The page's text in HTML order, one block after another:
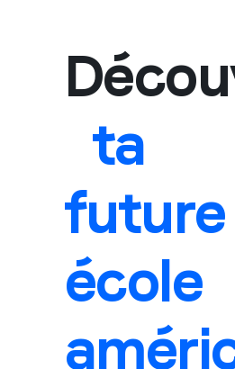
ta
future
école